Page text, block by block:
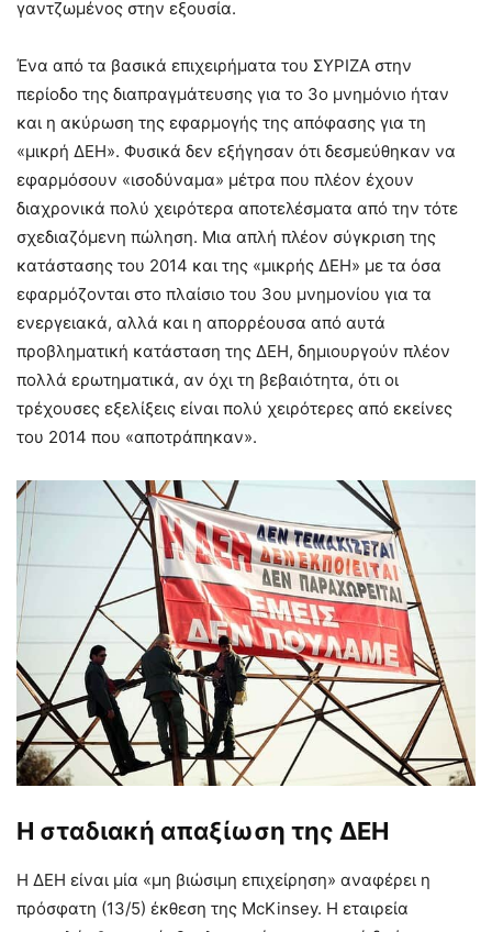
γαντζωμένος στην εξουσία.
Ένα από τα βασικά επιχειρήματα του ΣΥΡΙΖΑ στην
περίοδο της διαπραγμάτευσης για το 3ο μνημόνιο ήταν
και η ακύρωση της εφαρμογής της απόφασης για τη
«μικρή ΔΕΗ». Φυσικά δεν εξήγησαν ότι δεσμεύθηκαν να
εφαρμόσουν «ισοδύναμα» μέτρα που πλέον έχουν
διαχρονικά πολύ χειρότερα αποτελέσματα από την τότε
σχεδιαζόμενη πώληση. Μια απλή πλέον σύγκριση της
κατάστασης του 2014 και της «μικρής ΔΕΗ» με τα όσα
εφαρμόζονται στο πλαίσιο του 3ου μνημονίου για τα
ενεργειακά, αλλά και η απορρέουσα από αυτά
προβληματική κατάσταση της ΔΕΗ, δημιουργούν πλέον
πολλά ερωτηματικά, αν όχι τη βεβαιότητα, ότι οι
τρέχουσες εξελίξεις είναι πολύ χειρότερες από εκείνες
του 2014 που «αποτράπηκαν».
Η σταδιακή απαξίωση της ΔΕΗ
Η ΔΕΗ είναι μία «μη βιώσιμη επιχείρηση» αναφέρει η
πρόσφατη (13/5) έκθεση της McKinsey. Η εταιρεία